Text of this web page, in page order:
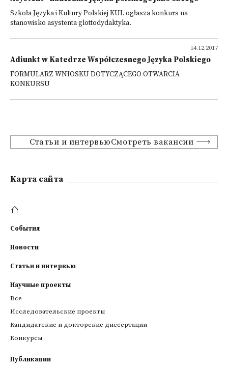
Szkoła Języka i Kultury Polskiej KUL ogłasza konkurs na
stanowisko asystenta glottodydaktyka.
14.12.2017
Adiunkt w Katedrze Współczesnego Języka Polskiego
FORMULARZ WNIOSKU DOTYCZĄCEGO OTWARCIA
KONKURSU
Статьи и интервьюСмотреть вакансии
Kарта сайта
События
Новости
Статьи и интервью
Научные проекты
Все
Исследовательские проекты
Кандидатские и докторские диссертации
Конкурсы
Публикации